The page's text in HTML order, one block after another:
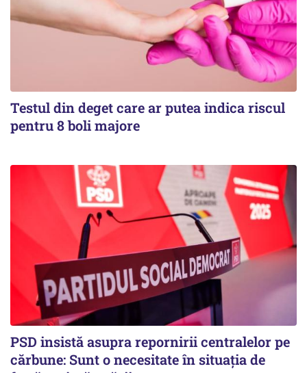
Testul din deget care ar putea indica riscul
pentru 8 boli majore
PSD insistă asupra repornirii centralelor pe
cărbune: Sunt o necesitate în situația de